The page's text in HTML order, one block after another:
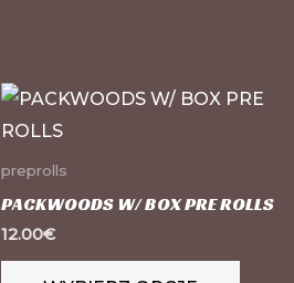
preprolls
PACKWOODS W/ BOX PRE ROLLS
12.00€
Ten
wiele
Opcje